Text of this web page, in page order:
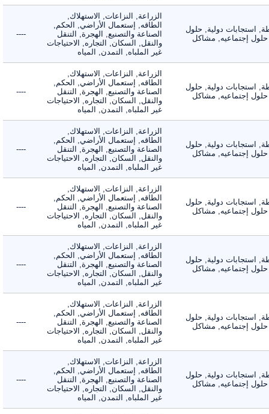
استجابات دولية, حلول
إجتماعيه, مشاكل
الزراعة, النزاعات, الاستهلاك,
الطاقه, إستعمال الأراضي, الحكم,
الصناعة والتصنيع, الهجرة, التنقل
والنقل, السكان, التجاره, الاحتياجات
غير الملباه, التمدن, المياه
----
استجابات دولية, حلول
إجتماعيه, مشاكل
الزراعة, النزاعات, الاستهلاك,
الطاقه, إستعمال الأراضي, الحكم,
الصناعة والتصنيع, الهجرة, التنقل
والنقل, السكان, التجاره, الاحتياجات
غير الملباه, التمدن, المياه
----
استجابات دولية, حلول
إجتماعيه, مشاكل
الزراعة, النزاعات, الاستهلاك,
الطاقه, إستعمال الأراضي, الحكم,
الصناعة والتصنيع, الهجرة, التنقل
والنقل, السكان, التجاره, الاحتياجات
غير الملباه, التمدن, المياه
----
استجابات دولية, حلول
إجتماعيه, مشاكل
الزراعة, النزاعات, الاستهلاك,
الطاقه, إستعمال الأراضي, الحكم,
الصناعة والتصنيع, الهجرة, التنقل
والنقل, السكان, التجاره, الاحتياجات
غير الملباه, التمدن, المياه
----
استجابات دولية, حلول
إجتماعيه, مشاكل
الزراعة, النزاعات, الاستهلاك,
الطاقه, إستعمال الأراضي, الحكم,
الصناعة والتصنيع, الهجرة, التنقل
والنقل, السكان, التجاره, الاحتياجات
غير الملباه, التمدن, المياه
----
استجابات دولية, حلول
إجتماعيه, مشاكل
الزراعة, النزاعات, الاستهلاك,
الطاقه, إستعمال الأراضي, الحكم,
الصناعة والتصنيع, الهجرة, التنقل
والنقل, السكان, التجاره, الاحتياجات
غير الملباه, التمدن, المياه
----
استجابات دولية, حلول
إجتماعيه, مشاكل
الزراعة, النزاعات, الاستهلاك,
الطاقه, إستعمال الأراضي, الحكم,
الصناعة والتصنيع, الهجرة, التنقل
والنقل, السكان, التجاره, الاحتياجات
غير الملباه, التمدن, المياه
----